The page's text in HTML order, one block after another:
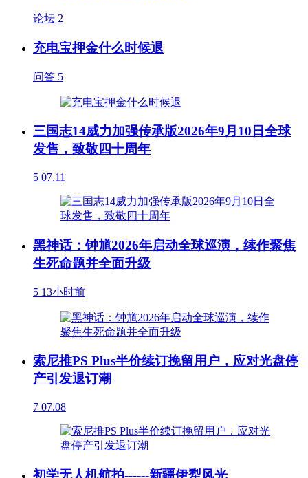
论坛 2
充电宝押金什么时候退
问答 5
三国志14威力加强传承版2026年9月10日全球
发售，致敬四十周年
5 07.11
黑神话：钟馗2026年启动全球巡演，续作聚焦
生死命题并全面升级
5 13小时前
索尼推PS Plus半价续订挽留用户，应对光盘停
产引发退订潮
7 07.08
初学无人机航拍------新疆伊犁风光